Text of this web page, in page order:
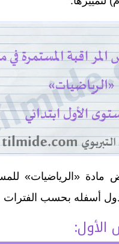
«الرياضيات»
أسفله بحسب الفترات